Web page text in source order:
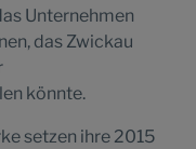
Unternehmen
das Zwickau
könnte.
setzen ihre 2015